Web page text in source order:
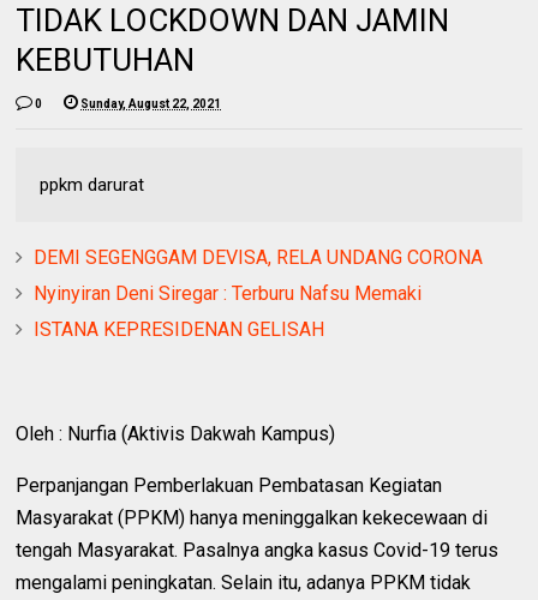
TIDAK LOCKDOWN DAN JAMIN
KEBUTUHAN
0 Sunday, August 22, 2021
ppkm darurat
DEMI SEGENGGAM DEVISA, RELA UNDANG CORONA
Nyinyiran Deni Siregar : Terburu Nafsu Memaki
ISTANA KEPRESIDENAN GELISAH
Oleh : Nurfia (Aktivis Dakwah Kampus)
Perpanjangan Pemberlakuan Pembatasan Kegiatan
Masyarakat (PPKM) hanya meninggalkan kekecewaan di
tengah Masyarakat. Pasalnya angka kasus Covid-19 terus
mengalami peningkatan. Selain itu, adanya PPKM tidak